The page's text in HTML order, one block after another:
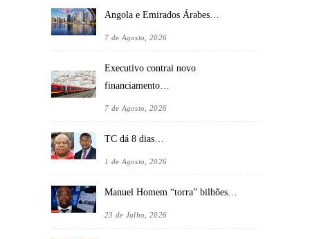
Angola e Emirados Árabes…
7 de Agosto, 2026
Executivo contrai novo
financiamento…
7 de Agosto, 2026
TC dá 8 dias…
1 de Agosto, 2026
Manuel Homem “torra” bilhões…
23 de Julho, 2026